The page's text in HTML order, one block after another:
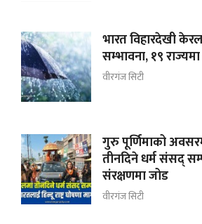
भारत विहारदेखी
सम्भावना, १९ राज्यमा
वीरगंज सिटी
गुरु पूर्णिमाको
तीनदिने धर्म संसद्
संरक्षणमा जोड
वीरगंज सिटी